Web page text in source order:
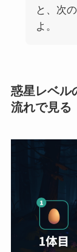
と、次
よ。
惑星レベル
流れで見る